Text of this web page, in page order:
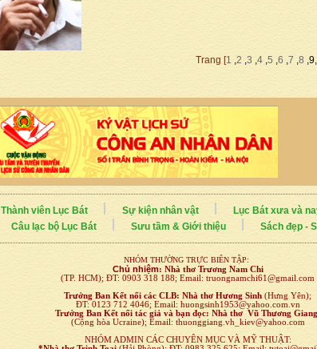
Trang [1 ,2 ,3 ,4 ,5 ,6 ,7 ,8 ,9,
Thành viên Lục Bát Sự kiện nhân vật Lục Bát xưa và
Câu lạc bộ Lục Bát Sưu tầm & Giới thiệu Sách đẹp -
NHÓM THƯỜNG TRỰC BIÊN TẬP:
Chủ nhiệm: Nhà thơ Trương Nam Chi
(TP. HCM); ĐT: 0903 318 188; Email: truongnamchi61@gmail.com
Trưởng Ban Kết nối các CLB: Nhà thơ Hương Sinh (Hưng Yên);
ĐT: 0123 712 4046; Email: huongsinh1953@yahoo.com.vn
Trưởng Ban Kết nối tác giả và bạn đọc: Nhà thơ Vũ Thương Giang
(Cộng hòa Ucraine); Email: thuonggiang.vh_kiev@yahoo.com
NHÓM ADMIN CÁC CHUYÊN MỤC VÀ MỸ THUẬT: